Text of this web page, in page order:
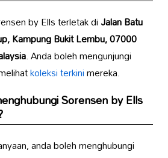
by Ells terletak diJalan Batu
Kampung Bukit Lembu, 07000
. Anda boleh mengunjungi
koleksi terkinimereka.
Sorensen by Ells
anda boleh menghubungi